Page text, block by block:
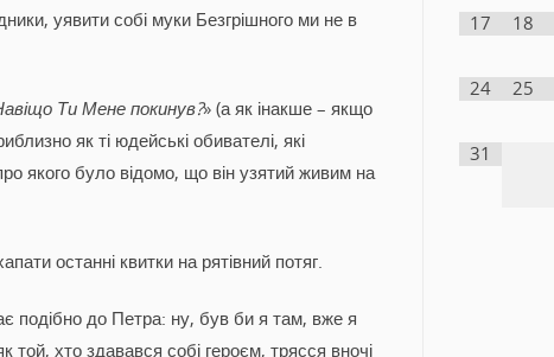
уявити собі муки Безгрішного ми не в
Ти Мене покинув?» (а як інакше – якщо
як ті юдейські обивателі, які
якого було відомо, що він узятий живим на
останні квитки на рятівний потяг.
подібно до Петра: ну, був би я там, вже я
той, хто здавався собі героєм, трясся вночі
17 18
24 25
31